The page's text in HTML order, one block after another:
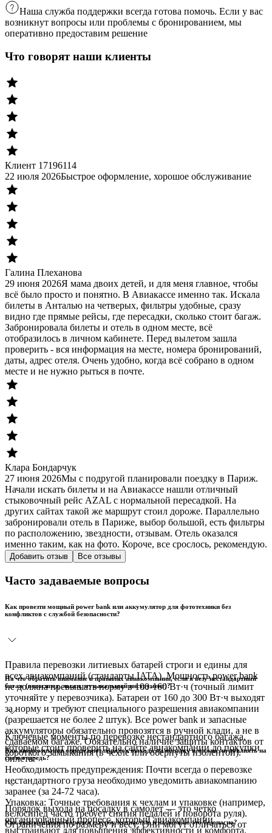
Наша служба поддержки всегда готова помочь. Если у вас
возникнут вопросы или проблемы с бронированием, мы
оперативно предоставим решение
Что говорят наши клиенты
Клиент 17196114
22 июля 2026Быстрое оформление, хорошое обслуживание
Галина Плеханова
29 июня 2026Я мама двоих детей, и для меня главное, чтобы
всё было просто и понятно. В Авиакассе именно так. Искала
билеты в Анталью на четверых, фильтры удобные, сразу
видно где прямые рейсы, где пересадки, сколько стоит багаж.
Забронировала билеты и отель в одном месте, всё
отобразилось в личном кабинете. Перед вылетом зашла
проверить - вся информация на месте, номера бронирований,
даты, адрес отеля. Очень удобно, когда всё собрано в одном
месте и не нужно рыться в почте.
Клара Бондарчук
27 июня 2026Мы с подругой планировали поездку в Париж.
Начали искать билеты и на Авиакассе нашли отличный
стыковочный рейс AZAL с нормальной пересадкой. На
других сайтах такой же маршрут стоил дороже. Параллельно
забронировали отель в Париже, выбор большой, есть фильтры
по расположению, звездности, отзывам. Отель оказался
именно таким, как на фото. Короче, все срослось, рекомендую.
Добавить отзыв Все отзывы
Часто задаваемые вопросы
Как провезти мощный power bank или аккумулятор для фототехники без
конфликтов с службой безопасности?
Правила перевозки литиевых батарей строги и едины для
всех авиакомпаний (стандарты IATA). Мощность power bank
не должна превышать норму в 100-160 Вт·ч (точный лимит
уточняйте у перевозчика). Батареи от 160 до 300 Вт·ч выходят
за норму и требуют специального разрешения авиакомпании
(разрешается не более 2 штук). Все power bank и запасные
аккумуляторы обязательно провозятся в ручной клади, а не в
сдаваемом багаже. Обязательно наличие защиты контактов от
короткого замыкания (в чехле или обернуты изолентой).
На что обратить внимание в правилах авиакомпании, если я везу нестандартный
багаж (велосипед, лыжи, музыкальный инструмент)?
Ключевые моменты по перевозке нестандартного багажа,
которые стоит проверить на сайте авиакомпании до покупки
билета:
Необходимость предупреждения: Почти всегда о перевозке
нестандартного груза необходимо уведомить авиакомпанию
заранее (за 24-72 часа).
Упаковка: Точные требования к чехлам и упаковке (например,
велосипед часто требует снятия педалей и поворота руля).
Ограничения по размеру и весу: Они могут отличаться от
Как авиакомпании определяют порядок выхода на посадку и можно ли повлиять на
свою очередь?
Порядок выхода на посадку в самолет — это четко
организованный процесс, который авиакомпании
выстраивают для повышения эффективности и комфорта.
Как авиакомпании борются с турбулентностью и насколько это безопасно?